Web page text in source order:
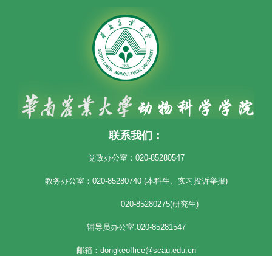
联系我们：
党政办公室：020-85280547
教务办公室：020-85280740 (本科生、实习投诉举报)
020-85280275(研究生)
辅导员办公室:020-85281547
邮箱：dongkeoffice@scau.edu.cn